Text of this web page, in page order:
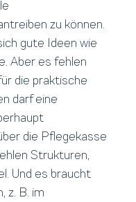
zu können.
gute Ideen wie
Aber es fehlen
die praktische
darf eine
die Pflegekasse
Strukturen,
Und es braucht
z. B. im